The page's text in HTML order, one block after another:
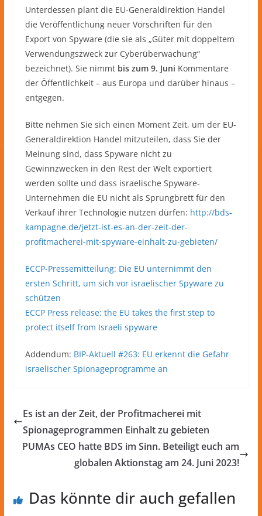
Unterdessen plant die EU-Generaldirektion Handel
die Veröffentlichung neuer Vorschriften für den
Export von Spyware (die sie als „Güter mit doppeltem
Verwendungszweck zur Cyberüberwachung“
bezeichnet). Sie nimmt bis zum 9. Juni Kommentare
der Öffentlichkeit – aus Europa und darüber hinaus –
entgegen.
Bitte nehmen Sie sich einen Moment Zeit, um der EU-
Generaldirektion Handel mitzuteilen, dass Sie der
Meinung sind, dass Spyware nicht zu
Gewinnzwecken in den Rest der Welt exportiert
werden sollte und dass israelische Spyware-
Unternehmen die EU nicht als Sprungbrett für den
Verkauf ihrer Technologie nutzen dürfen: http://bds-
kampagne.de/jetzt-ist-es-an-der-zeit-der-
profitmacherei-mit-spyware-einhalt-zu-gebieten/
ECCP-Pressemitteilung: Die EU unternimmt den
ersten Schritt, um sich vor israelischer Spyware zu
schützen
ECCP Press release: the EU takes the first step to
protect itself from Israeli spyware
Addendum: BIP-Aktuell #263: EU erkennt die Gefahr
israelischer Spionageprogramme an
Es ist an der Zeit, der Profitmacherei mit
Spionageprogrammen Einhalt zu gebieten
PUMAs CEO hatte BDS im Sinn. Beteiligt euch am
globalen Aktionstag am 24. Juni 2023!
Das könnte dir auch gefallen